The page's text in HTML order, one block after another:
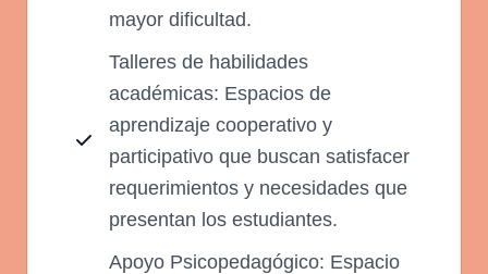
mayor dificultad.
Talleres de habilidades
académicas: Espacios de
aprendizaje cooperativo y
participativo que buscan satisfacer
requerimientos y necesidades que
presentan los estudiantes.
Apoyo Psicopedagógico: Espacio